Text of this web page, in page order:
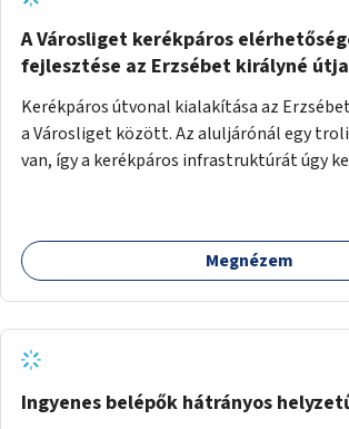
A Városliget kerékpáros
fejlesztése az Erzsébet királyné
Kerékpáros útvonal kialakítása az
a Városliget között. Az aluljárónál egy
van, így a kerékpáros infrastruktúrát úgy
körúton, majd a Városligetig folytatódna
keresztezve.
Megnézem
Ingyenes belépők hátrányos